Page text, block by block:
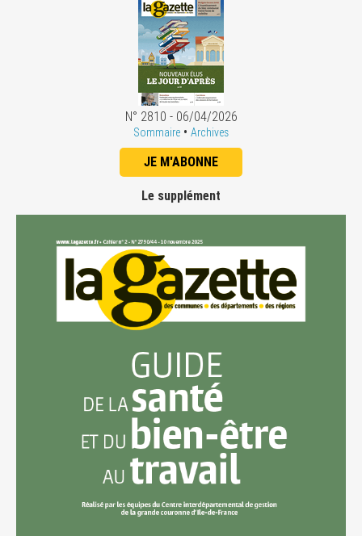
N° 2810 - 06/04/2026
Sommaire • Archives
JE M'ABONNE
Le supplément